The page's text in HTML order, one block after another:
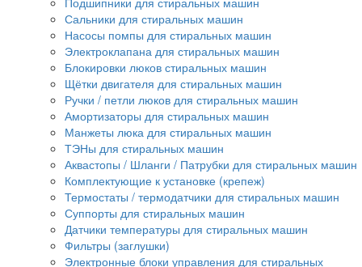
Сальники для стиральных машин
Насосы помпы для стиральных машин
Электроклапана для стиральных машин
Блокировки люков стиральных машин
Щётки двигателя для стиральных машин
Ручки / петли люков для стиральных машин
Амортизаторы для стиральных машин
Манжеты люка для стиральных машин
ТЭНы для стиральных машин
Аквастопы / Шланги / Патрубки для стиральных машин
Комплектующие к установке (крепеж)
Термостаты / термодатчики для стиральных машин
Суппорты для стиральных машин
Датчики температуры для стиральных машин
Фильтры (заглушки)
Электронные блоки управления для стиральных